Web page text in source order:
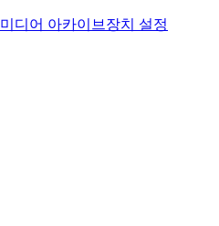
미디어 아카이브 장치 설정